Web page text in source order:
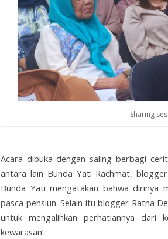
Sharing
Acara dibuka dengan saling berbagi
antara lain Bunda Yati Rachmat,
Bunda Yati mengatakan bahwa dirinya
pasca pensiun. Selain itu blogger Ratna
untuk mengalihkan perhatiannya dari
kewarasan’.